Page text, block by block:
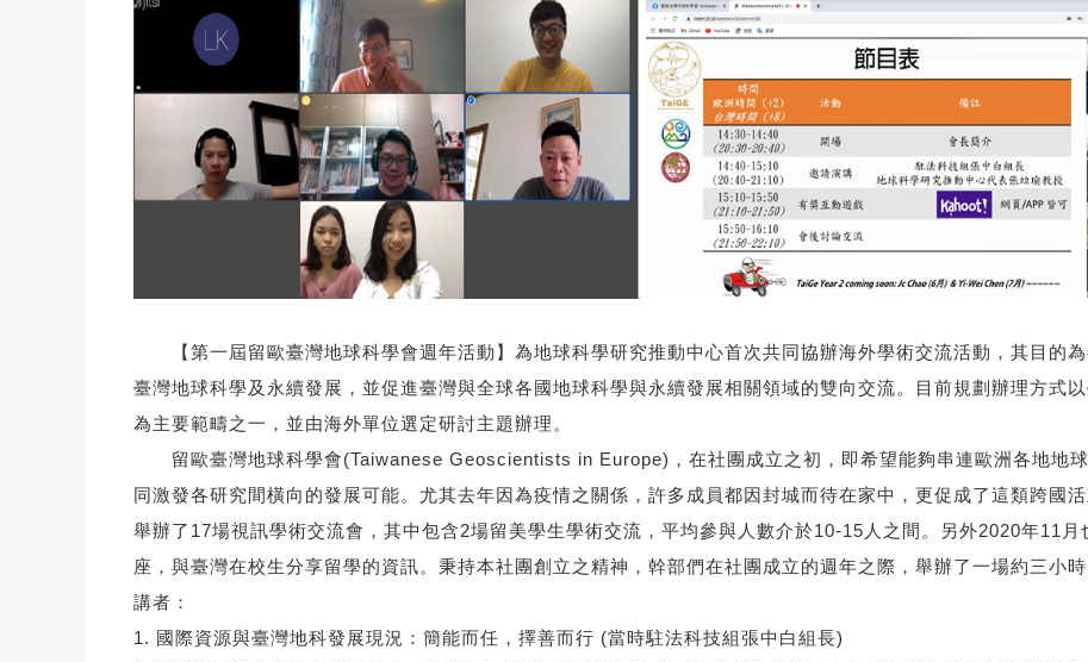
【第一屆留歐臺灣地球科學會週年活動】為地球科學研究推動中心首次共同協辦海外學術交流活動，其目的
臺灣地球科學及永續發展，並促進臺灣與全球各國地球科學與永續發展相關領域的雙向交流。目前規劃辦理方式
為主要範疇之一，並由海外單位選定研討主題辦理。
留歐臺灣地球科學會(Taiwanese Geoscientists in Europe)，在社團成立之初，即希望能夠串連歐洲各地地
同激發各研究間橫向的發展可能。尤其去年因為疫情之關係，許多成員都因封城⽽待在家中，更促成了這類跨國
舉辦了17場視訊學術交流會，其中包含2場留美學⽣學術交流，平均參與⼈數介於10-15⼈之間。另外2020年11
座，與臺灣在校生分享留學的資訊。秉持本社團創立之精神，幹部們在社團成立的週年之際，舉辦了⼀場約三⼩
講者：
1. 國際資源與臺灣地科發展現況：簡能而任，擇善而行 (當時駐法科技組張中白組長)